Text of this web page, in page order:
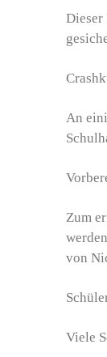
Dieser
An
Zum
von
Viele